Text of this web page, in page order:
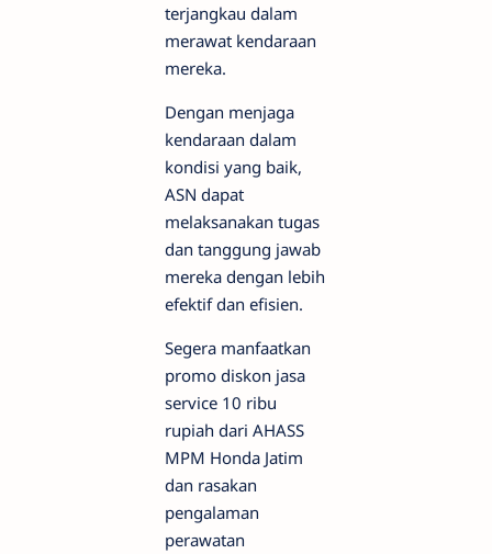
terjangkau dalam
merawat kendaraan
mereka.
Dengan menjaga
kendaraan dalam
kondisi yang baik,
ASN dapat
melaksanakan tugas
dan tanggung jawab
mereka dengan lebih
efektif dan efisien.
Segera manfaatkan
promo diskon jasa
service 10 ribu
rupiah dari AHASS
MPM Honda Jatim
dan rasakan
pengalaman
perawatan